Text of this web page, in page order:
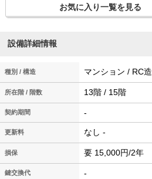
お気に入り一覧を見る
設備詳細情報
種別 / 構造 マンション / RC造
所在階 / 階数 13階 / 15階
契約期間 -
更新料 なし -
損保 要 15,000円/2年
鍵交換代 -